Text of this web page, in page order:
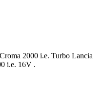
2000 i.e. Turbo Lancia
i.e. 16V .